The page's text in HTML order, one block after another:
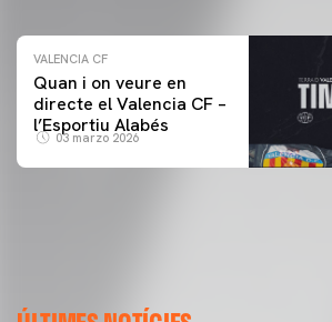
VALENCIA CF
Quan i on veure en
directe el Valencia CF –
l’Esportiu Alabés
03 marzo 2026